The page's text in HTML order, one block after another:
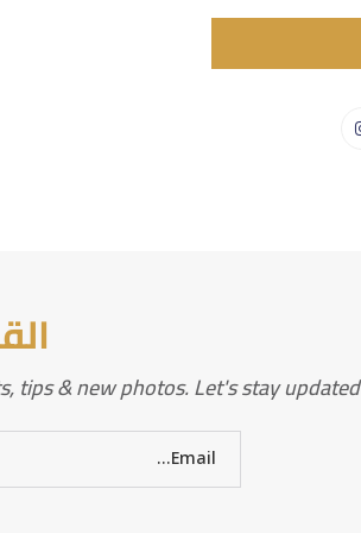
tips & new photos. Let's stay updated!